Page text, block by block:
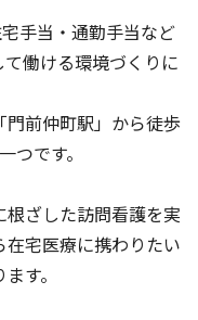
手当・通勤手当など
働ける環境づくりに
前仲町駅」から徒歩
つです。
ざした訪問看護を実
宅医療に携わりたい
す。